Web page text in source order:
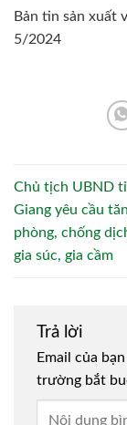
Bản tin sản xuất
5/2024
Chủ tịch UBND
Giang yêu cầu
phòng, chống
gia súc, gia cầm
Trả lời
Email của
trường bắt